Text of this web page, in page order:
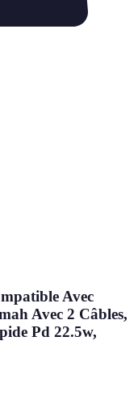
Avec
Avec 2 Câbles,
Pd 22.5w,